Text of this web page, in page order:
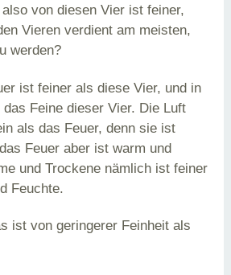
von diesen Vier ist feiner,
Vieren verdient am meisten,
werden?
ist feiner als diese Vier, und in
Feine dieser Vier. Die Luft
als das Feuer, denn sie ist
Feuer aber ist warm und
und Trockene nämlich ist feiner
Feuchte.
ist von geringerer Feinheit als